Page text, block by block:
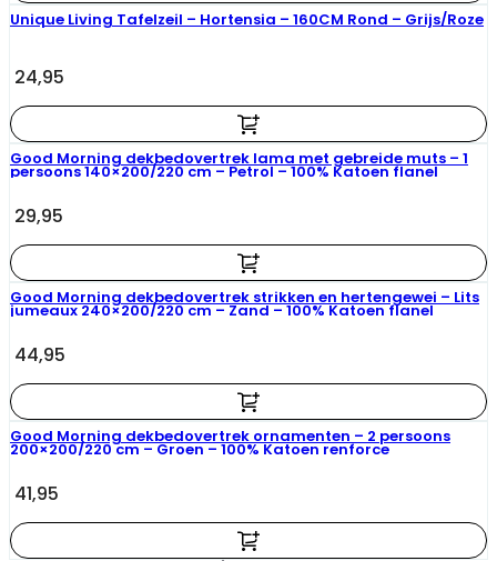
Unique Living Tafelzeil – Hortensia – 160CM Rond – Grijs/Roze
24,95
Good Morning dekbedovertrek lama met gebreide muts – 1
persoons 140×200/220 cm – Petrol – 100% Katoen flanel
29,95
Good Morning dekbedovertrek strikken en hertengewei – Lits
jumeaux 240×200/220 cm – Zand – 100% Katoen flanel
44,95
Good Morning dekbedovertrek ornamenten – 2 persoons
200×200/220 cm – Groen – 100% Katoen renforce
41,95